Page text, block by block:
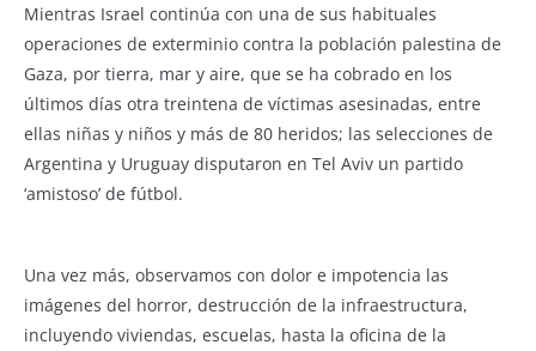
Mientras Israel continúa con una de sus habituales
operaciones de exterminio contra la población palestina de
Gaza, por tierra, mar y aire, que se ha cobrado en los
últimos días otra treintena de víctimas asesinadas, entre
ellas niñas y niños y más de 80 heridos; las selecciones de
Argentina y Uruguay disputaron en Tel Aviv un partido
‘amistoso’ de fútbol.
Una vez más, observamos con dolor e impotencia las
imágenes del horror, destrucción de la infraestructura,
incluyendo viviendas, escuelas, hasta la oficina de la